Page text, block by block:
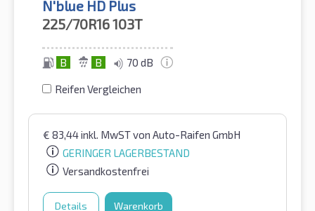
N'blue HD Plus
225/70R16103T
B B 70 dB
Reifen Vergleichen
€ 83,44inkl. MwSTvon Auto-Raifen GmbH
GERINGER LAGERBESTAND
Versandkostenfrei
Details Warenkorb